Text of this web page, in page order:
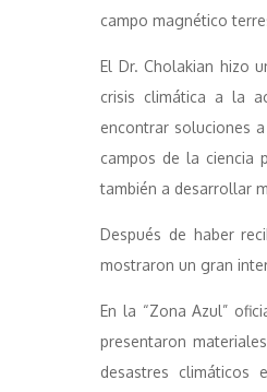
campo magnético
El Dr. Cholakian hizo
crisis climática a la
encontrar soluciones
campos de la ciencia
también a desarrollar
Después de haber
mostraron un gran
En la “Zona Azul”
presentaron
desastres climáticos